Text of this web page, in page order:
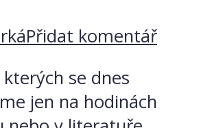
Přidat komentář
se dnes
jen na hodinách